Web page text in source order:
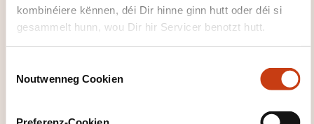
kombinéiere kënnen, déi Dir hinne ginn hutt oder déi si
gesammelt hunn, wou Dir hir Servicer benotzt hutt.
Noutwenneg Cookien
15.11.2026
580,00€
Detailer gesinn